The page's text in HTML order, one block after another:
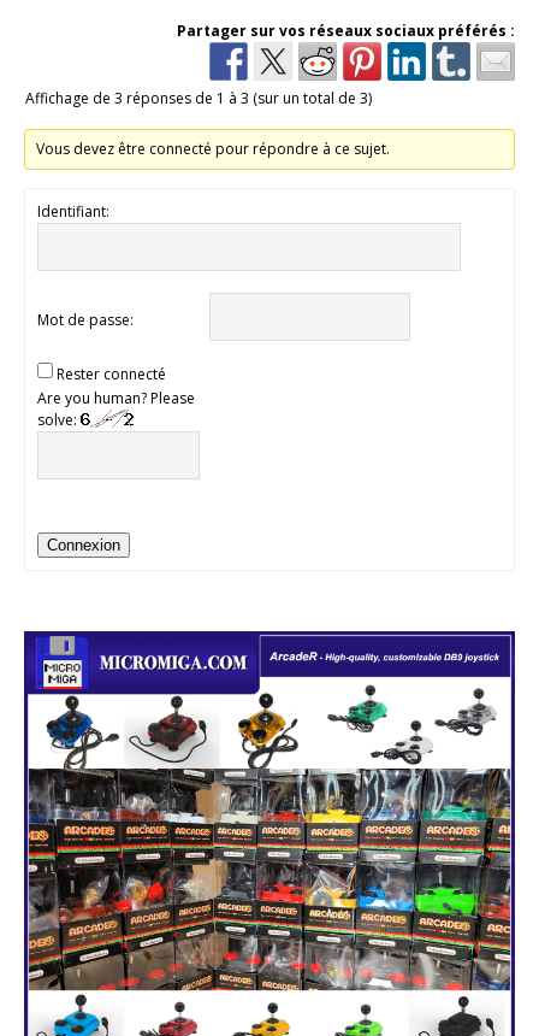
Partager sur vos réseaux sociaux préférés :
Affichage de 3 réponses de 1 à 3 (sur un total de 3)
Vous devez être connecté pour répondre à ce sujet.
Identifiant:
Mot de passe:
Rester connecté
Are you human? Please
solve:
Connexion